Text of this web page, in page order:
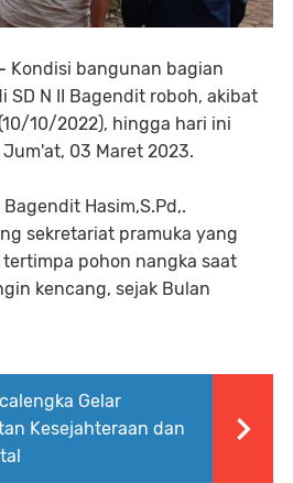
Kondisi bangunan bagian
SD N II Bagendit roboh, akibat
10/2022), hingga hari ini
03 Maret 2023.
Bagendit Hasim,S.Pd,.
sekretariat pramuka yang
pohon nangka saat
kencang, sejak Bulan
Gelar
Kesejahteraan dan